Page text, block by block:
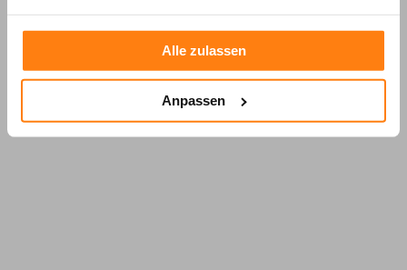
Alle zulassen
Anpassen